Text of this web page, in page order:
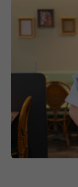
≪こんな方
・理念に共感
・接客が好
・協調性が
・コミュニケ